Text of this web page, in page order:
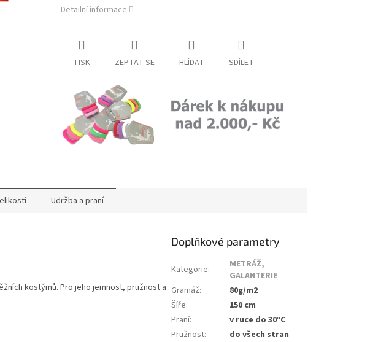
Detailní informace
TISK ZEPTAT SE HLÍDAT SDÍLET
Udržba a praní
kostýmů. Pro jeho jemnost, pružnost a
Doplňkové parametry
Kategorie:
METRÁŽ,
GALANTERIE
Gramáž:
80g/m2
Šíře:
150 cm
Praní:
v ruce do 30°C
Pružnost:
do všech stran